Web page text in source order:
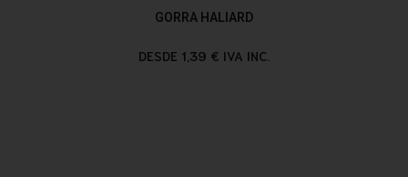
GORRA HALIARD
DESDE 1,39 € IVA INC.